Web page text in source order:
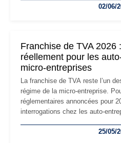
les auto-entrepreneurs devront
02/06/
Franchise de TVA 2026
réellement pour les
micro-entreprises
La franchise de TVA reste l’un
régime de la micro-entreprise.
réglementaires annoncées pour
interrogations chez les auto-
facturation ou risque de bascule
25/05/